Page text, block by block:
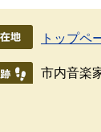
トップペ
市内音楽